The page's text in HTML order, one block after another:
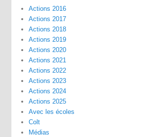
Actions 2016
Actions 2017
Actions 2018
Actions 2019
Actions 2020
Actions 2021
Actions 2022
Actions 2023
Actions 2024
Actions 2025
Avec les écoles
Colt
Médias